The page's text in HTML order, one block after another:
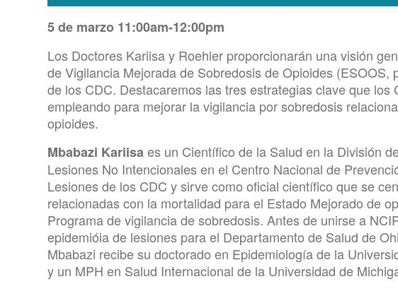
5 de marzo 11:00am-12:00pm
Los Doctores Kariisa y Roehler proporcionarán una visión
de Vigilancia Mejorada de Sobredosis de Opioides (ESOOS,
de los CDC. Destacaremos las tres estrategias clave que los
empleando para mejorar la vigilancia por sobredosis
opioides.
Mbabazi Kariisa es un Científico de la Salud en la División
Lesiones No Intencionales en el Centro Nacional de
Lesiones de los CDC y sirve como oficial científico que se
relacionadas con la mortalidad para el Estado Mejorado de
Programa de vigilancia de sobredosis. Antes de unirse a
epidemióia de lesiones para el Departamento de Salud de
Mbabazi recibe su doctorado en Epidemiología de la
y un MPH en Salud Internacional de la Universidad de